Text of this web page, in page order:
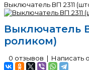
Выключатель ВП 2311
Выключатель
роликом)
0 отзывов | Написать